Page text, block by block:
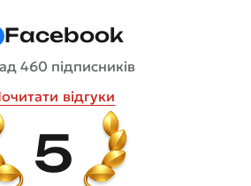
Facebook
460 підписників
відгуки
5